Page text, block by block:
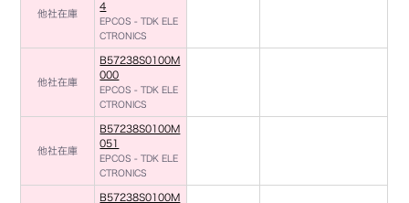
他社在庫
4
EPCOS - TDK ELE
CTRONICS
他社在庫
B57238S0100M
000
EPCOS - TDK ELE
CTRONICS
他社在庫
B57238S0100M
051
EPCOS - TDK ELE
CTRONICS
B57238S0100M